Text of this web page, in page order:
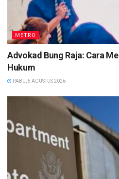
METRO
Advokad Bung Raja: Cara
Hukum
RABU, 5 AGUSTUS 2026